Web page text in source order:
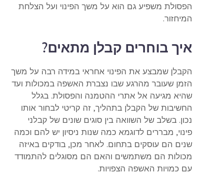
הפסולת משפיע גם הוא על משך הפינוי ועל הצלחת
המיחזור.
איך בוחרים קבלן מתאים?
הקבלן שמבצע את הפינוי אחראי במידה רבה על משך
הזמן שעובר מהרגע שבו נצברת האשפה במכולות ועד
שהיא מגיעה אל אתרי ההטמנה והפסולת. בגלל
החשיבות של הקבלן בתהליך, זה קריטי לבחור אותו
נכון. בשלב של השוואה בין סוגים שונים של קבלני
פינוי, מבררים לדוגמא כמה שנות ניסיון יש להם וכמה
שנים הם עוסקים בתחום. לאחר מכן, בודקים באיזה
מכולות הם משתמשים והאם הם מסוגלים להתמודד
עם כמויות האשפה הצפויות.